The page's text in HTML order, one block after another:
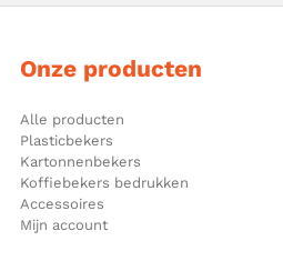
Onze producten
Alle producten
Plasticbekers
Kartonnenbekers
Koffiebekers bedrukken
Accessoires
Mijn account